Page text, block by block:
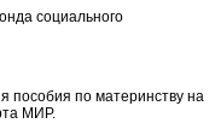
социального
пособия по материнству на
МИР.